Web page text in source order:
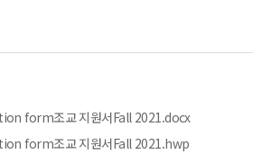
form조교 지원서Fall 2021.docx
form조교 지원서Fall 2021.hwp